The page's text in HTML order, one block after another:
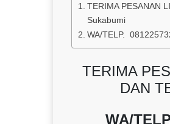
TERIMA PESANAN
Sukabumi
WA/TELP.
TERIMA
DAN
WA/